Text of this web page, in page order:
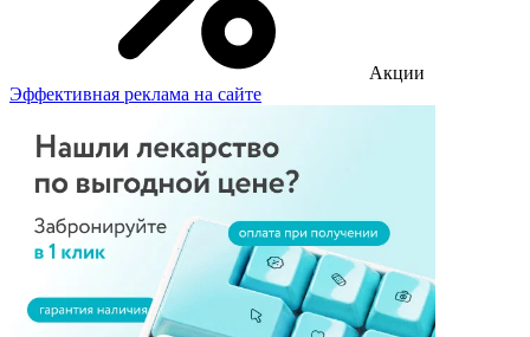
Акции
Эффективная реклама на сайте